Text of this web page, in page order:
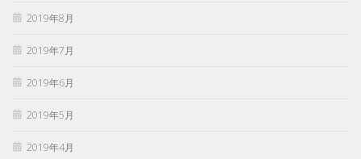
2019年8月
2019年7月
2019年6月
2019年5月
2019年4月